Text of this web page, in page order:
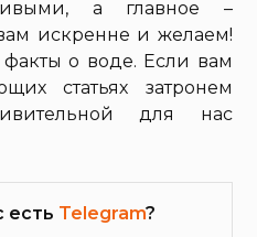
а главное –
искренне и желаем!
о воде. Если вам
статьях затронем
для нас
есть Telegram?